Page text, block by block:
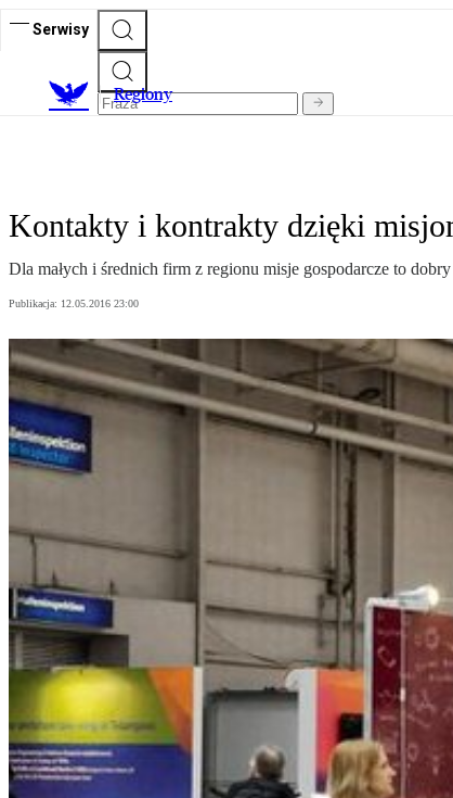
Serwisy
Regiony
Kontakty i kontrakty dzięki
Dla małych i średnich firm z regionu misje gospodarcze to
Publikacja: 12.05.2016 23:00